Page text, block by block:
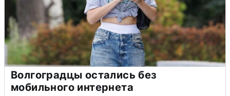
Волгоградцы остались без
мобильного интернета